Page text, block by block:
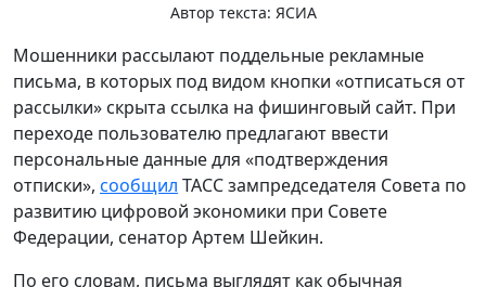
Автор текста: ЯСИА
Мошенники рассылают поддельные рекламные
письма, в которых под видом кнопки «отписаться от
рассылки» скрыта ссылка на фишинговый сайт. При
переходе пользователю предлагают ввести
персональные данные для «подтверждения
отписки», сообщил ТАСС зампредседателя Совета по
развитию цифровой экономики при Совете
Федерации, сенатор Артем Шейкин.
По его словам, письма выглядят как обычная